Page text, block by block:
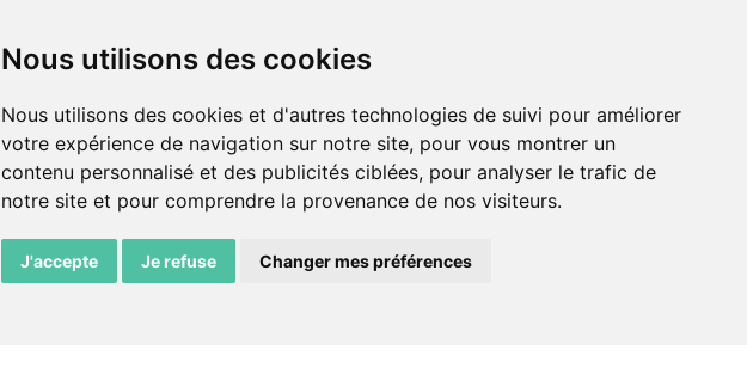
Nous utilisons des cookies
Nous utilisons des cookies et d'autres technologies de suivi pour améliorer
votre expérience de navigation sur notre site, pour vous montrer un
contenu personnalisé et des publicités ciblées, pour analyser le trafic de
notre site et pour comprendre la provenance de nos visiteurs.
J'accepte Je refuse Changer mes préférences
LIENS AMIS
Centre de culture ABC
ADN – Association Danse Neuchâtel